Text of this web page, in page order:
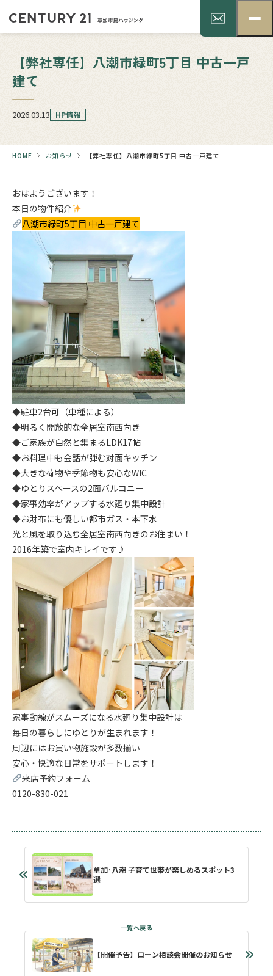
【弊社専任】八潮市緑町5丁目 中古一戸
建て
2026.03.13 HP情報
HOME お知らせ 【弊社専任】八潮市緑町5丁目 中古一戸建て
おはようございます！
本日の物件紹介
八潮市緑町5丁目 中古一戸建て
◆駐車2台可（車種による）
◆明るく開放的な全居室南西向き
◆ご家族が自然と集まるLDK17帖
◆お料理中も会話が弾む対面キッチン
◆大きな荷物や季節物も安心なWIC
◆ゆとりスペースの2面バルコニー
◆家事効率がアップする水廻り集中設計
◆お財布にも優しい都市ガス・本下水
光と風を取り込む全居室南西向きのお住まい！
2016年築で室内キレイです♪
家事動線がスムーズになる水廻り集中設計は
毎日の暮らしにゆとりが生まれます！
周辺にはお買い物施設が多数揃い
安心・快適な日常をサポートします！
来店予約フォーム
0120-830-021
草加･八潮 子育て世帯が楽しめるスポット3
選
【開催予告】ローン相談会開催のお知らせ